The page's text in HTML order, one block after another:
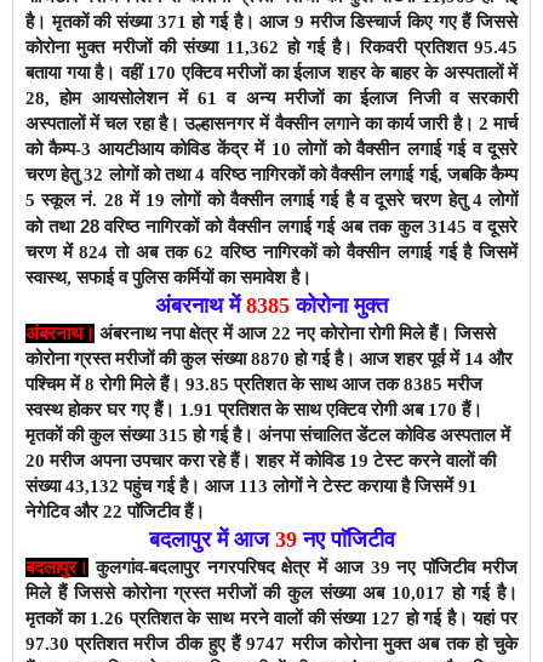
है। मृतकों की संख्या 371 हो गई है।आज 9 मरीज डिस्चार्ज किए गए हैं जिससे
कोरोना मुक्त मरीजों की संख्या 11,362 हो गई है। रिकवरी प्रतिशत 95.45
बताया गया है। वहीं170 एक्टिव मरीजोंका ईलाज शहर के बाहर के अस्पतालों में
28, होम आयसोलेशन में 61 व अन्य मरीजों का ईलाज निजी व सरकारी
अस्पतालों में चल रहा है।उल्हासनगर में वैक्सीन लगाने का कार्य जारी है। 2 मार्च
को कैम्प-3 आयटीआय कोविड केंद्र में 10 लोगों को वैक्सीन लगाई गई व दूसरे
चरण हेतु 32 लोगों को तथा 4 वरिष्ठ नागिरकों को वैक्सीन लगाई गई, जबकि कैम्प
5 स्कूल नं. 28 में 19 लोगों को वैक्सीन लगाई गई हैव दूसरे चरण हेतु 4 लोगों
कोतथा 28 वरिष्ठ नागिरकों कोवैक्सीन लगाई गईअब तक कुल 3145व दूसरे
चरण में 824 तो अब तक 62 वरिष्ठ नागिरकोंको वैक्सीन लगाई गई है जिसमें
स्वास्थ, सफाई व पुलिस कर्मियों का समावेश है।
अंबरनाथ में8385कोरोना मुक्त
अंबरनाथ। अंबरनाथ नपा क्षेत्र में आज 22 नए कोरोना रोगी मिले हैं। जिससे
कोरोना ग्रस्त मरीजों की कुल संख्या 8870 हो गई है। आज शहर पूर्व में 14 और
पश्चिम में 8 रोगी मिले हैं। 93.85 प्रतिशत के साथआज तक 8385 मरीज
स्वस्थ होकर घर गए हैं। 1.91 प्रतिशत के साथ एक्टिव रोगी अब 170 हैं।
मृतकों की कुल संख्या 315 हो गई है। अंनपा संचालित डेंटल कोविड अस्पताल में
20 मरीज अपना उपचार करा रहे हैं। शहर में कोविड 19 टेस्ट करने वालों की
संख्या 43,132 पहुंच गई है। आज 113 लोगों ने टेस्ट कराया है जिसमें 91
नेगेटिव और 22 पाॅजिटीव हैं।
बदलापुर में आज 39 नए पाॅजिटीव
बदलापुर। कुलगांव-बदलापुर नगरपरिषद क्षेत्र में आज 39 नए पाॅजिटीव मरीज
मिले हैं जिससे कोरोना ग्रस्त मरीजों की कुल संख्या अब 10,017 होगई है।
मृतकों का 1.26 प्रतिशत के साथ मरने वालों की संख्या 127 हो गई है।यहां पर
97.30प्रतिशत मरीज ठीक हुए हैं 9747मरीज कोरोना मुक्त अब तक हो चुके